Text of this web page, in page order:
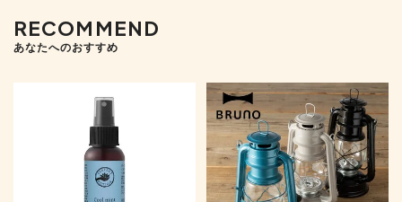
RECOMMEND
あなたへのおすすめ